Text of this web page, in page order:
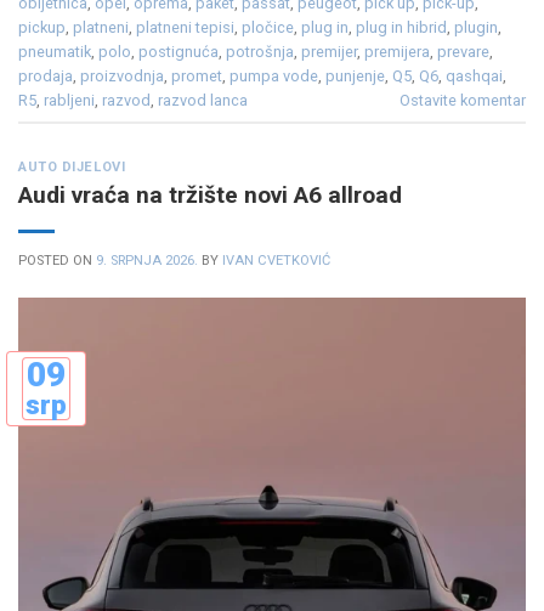
pickup platneni platneni tepisi pločice plug in plug in hibrid plugin
pneumatik polo postignuća potrošnja premijer, premijera prevare
prodaja proizvodnja promet pumpa vode punjenje Q5 Q6 qashqai
R5 rabljeni razvod razvod lanca Ostavite komentar
AUTO DIJELOVI
Audi vraća na tržište novi A6 allroad
POSTED ON 9. SRPNJA 2026. BY IVAN CVETKOVIĆ
09
srp